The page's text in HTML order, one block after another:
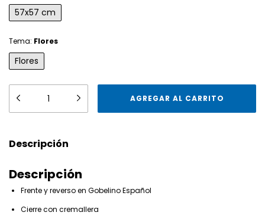
57x57 cm
Tema: Flores
Flores
Descripción
Descripción
Frente y reverso en Gobelino Español
Cierre con cremallera